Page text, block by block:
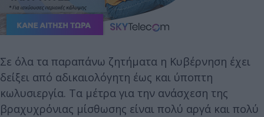
Σε όλα τα παραπάνω ζητήματα η Κυβέρνηση έχει
δείξει από αδικαιολόγητη έως και ύποπτη
κωλυσιεργία. Τα μέτρα για την ανάσχεση της
βραχυχρόνιας μίσθωσης είναι πολύ αργά και πολύ